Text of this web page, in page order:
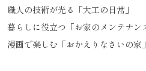
職人の技術が光る「大工の日常」
暮らしに役立つ「お家のメンテナン
漫画で楽しむ「おかえりなさいの家」